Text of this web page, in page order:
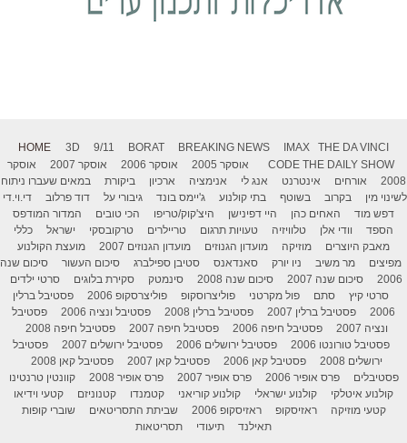
HOME 3D 9/11 BORAT BREAKING NEWS IMAX
THE DA VINCI
CODE THE DAILY SHOW אוסקר 2005 אוסקר 2006 אוסקר 2007
אוסקר
2008
אורחים אינטרנט אנג לי אנימציה ארכיון ביקורת
במאים שעברו ניתוח
לשינוי מין
בקרוב בשוטף בתי קולנוע ג'יימס בונד גיבורי על דוד פרלוב
די.וי.די
דפש מוד
האחים כהן היי דפינישן היצ'קוק/טריפו הכי טובים
המדור המודפס
הספד
וודי אלן טלוויזיה טעויות תרגום טריילרים טרקובסקי ישראל
כללי
מאבק היוצרים
מוזיקה מועדון הגנוזים מועדון הגנוזים 2007
מועצת הקולנוע
מפיצים
מר משיב ניו יורק סאנדאנס סטיבן ספילברג סיכום העשור
סיכום שנה
2006
סיכום שנה 2007 סיכום שנה 2008 סינמטק סקירת בלוגים
סרטי ילדים
סרטי קיץ
סתם פול מקרטני פוליצרוסקופ פוליצרסקופ 2006
פסטיבל ברלין
2006
פסטיבל ברלין 2007 פסטיבל ברלין 2008 פסטיבל ונציה 2006
פסטיבל
ונציה 2007
פסטיבל חיפה 2006 פסטיבל חיפה 2007
פסטיבל חיפה 2008
פסטיבל טורונטו 2006
פסטיבל ירושלים 2006 פסטיבל ירושלים 2007
פסטיבל
ירושלים 2008
פסטיבל קאן 2006 פסטיבל קאן 2007
פסטיבל קאן 2008
פסטיבלים
פרס אופיר 2006 פרס אופיר 2007 פרס אופיר 2008
קוונטין טרנטינו
קולנוע איטלקי
קולנוע ישראלי קולנוע קוריאני קטמנדו קטנוניזם
קטעי וידיאו
קטעי מוזיקה
ראזיסקופ ראזיסקופ 2006 שביתת התסריטאים
שוברי קופות
תאילנד
תיעודי תסריטאות